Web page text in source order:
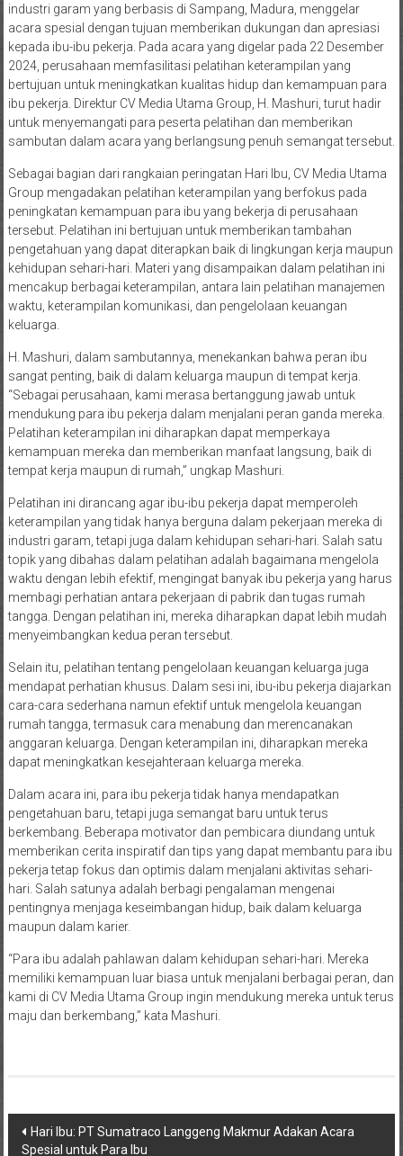
industri garam yang berbasis di Sampang, Madura, menggelar
acara spesial dengan tujuan memberikan dukungan dan apresiasi
kepada ibu-ibu pekerja. Pada acara yang digelar pada 22 Desember
2024, perusahaan memfasilitasi pelatihan keterampilan yang
bertujuan untuk meningkatkan kualitas hidup dan kemampuan para
ibu pekerja. Direktur CV Media Utama Group, H. Mashuri, turut hadir
untuk menyemangati para peserta pelatihan dan memberikan
sambutan dalam acara yang berlangsung penuh semangat tersebut.
Sebagai bagian dari rangkaian peringatan Hari Ibu, CV Media Utama
Group mengadakan pelatihan keterampilan yang berfokus pada
peningkatan kemampuan para ibu yang bekerja di perusahaan
tersebut. Pelatihan ini bertujuan untuk memberikan tambahan
pengetahuan yang dapat diterapkan baik di lingkungan kerja maupun
kehidupan sehari-hari. Materi yang disampaikan dalam pelatihan ini
mencakup berbagai keterampilan, antara lain pelatihan manajemen
waktu, keterampilan komunikasi, dan pengelolaan keuangan
keluarga.
H. Mashuri, dalam sambutannya, menekankan bahwa peran ibu
sangat penting, baik di dalam keluarga maupun di tempat kerja.
“Sebagai perusahaan, kami merasa bertanggung jawab untuk
mendukung para ibu pekerja dalam menjalani peran ganda mereka.
Pelatihan keterampilan ini diharapkan dapat memperkaya
kemampuan mereka dan memberikan manfaat langsung, baik di
tempat kerja maupun di rumah,” ungkap Mashuri.
Pelatihan ini dirancang agar ibu-ibu pekerja dapat memperoleh
keterampilan yang tidak hanya berguna dalam pekerjaan mereka di
industri garam, tetapi juga dalam kehidupan sehari-hari. Salah satu
topik yang dibahas dalam pelatihan adalah bagaimana mengelola
waktu dengan lebih efektif, mengingat banyak ibu pekerja yang harus
membagi perhatian antara pekerjaan di pabrik dan tugas rumah
tangga. Dengan pelatihan ini, mereka diharapkan dapat lebih mudah
menyeimbangkan kedua peran tersebut.
Selain itu, pelatihan tentang pengelolaan keuangan keluarga juga
mendapat perhatian khusus. Dalam sesi ini, ibu-ibu pekerja diajarkan
cara-cara sederhana namun efektif untuk mengelola keuangan
rumah tangga, termasuk cara menabung dan merencanakan
anggaran keluarga. Dengan keterampilan ini, diharapkan mereka
dapat meningkatkan kesejahteraan keluarga mereka.
Dalam acara ini, para ibu pekerja tidak hanya mendapatkan
pengetahuan baru, tetapi juga semangat baru untuk terus
berkembang. Beberapa motivator dan pembicara diundang untuk
memberikan cerita inspiratif dan tips yang dapat membantu para ibu
pekerja tetap fokus dan optimis dalam menjalani aktivitas sehari-
hari. Salah satunya adalah berbagi pengalaman mengenai
pentingnya menjaga keseimbangan hidup, baik dalam keluarga
maupun dalam karier.
“Para ibu adalah pahlawan dalam kehidupan sehari-hari. Mereka
memiliki kemampuan luar biasa untuk menjalani berbagai peran, dan
kami di CV Media Utama Group ingin mendukung mereka untuk terus
maju dan berkembang,” kata Mashuri.
Navigasi
Hari Ibu: PT Sumatraco Langgeng Makmur Adakan Acara
Spesial untuk Para Ibu